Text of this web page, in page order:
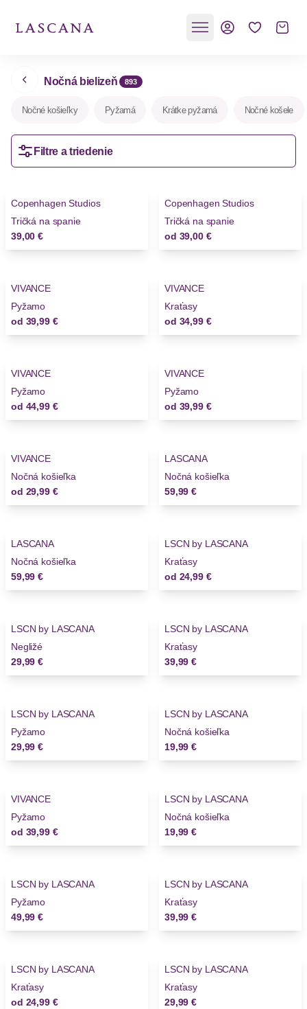
Nočná bielizeň 893
Nočné košieľky Pyžamá Krátke pyžamá Nočné košele
Filtre a triedenie
Copenhagen Studios
Tričká na spanie
39,00 €
Copenhagen Studios
Tričká na spanie
od 39,00 €
Novinky
VIVANCE
Pyžamo
od 39,99 €
Novinky
VIVANCE
Kraťasy
od 34,99 €
VIVANCE
Pyžamo
od 44,99 €
Novinky
VIVANCE
Pyžamo
od 39,99 €
Novinky
VIVANCE
Nočná košieľka
od 29,99 €
LASCANA
Nočná košieľka
59,99 €
LASCANA
Nočná košieľka
59,99 €
LSCN by LASCANA
Kraťasy
od 24,99 €
LSCN by LASCANA
Negližé
29,99 €
Novinky
LSCN by LASCANA
Kraťasy
39,99 €
Novinky
LSCN by LASCANA
Pyžamo
29,99 €
LSCN by LASCANA
Nočná košieľka
19,99 €
VIVANCE
Pyžamo
od 39,99 €
LSCN by LASCANA
Nočná košieľka
19,99 €
Novinky
LSCN by LASCANA
Pyžamo
49,99 €
Novinky
LSCN by LASCANA
Kraťasy
39,99 €
LSCN by LASCANA
Kraťasy
od 24,99 €
LSCN by LASCANA
Kraťasy
29,99 €